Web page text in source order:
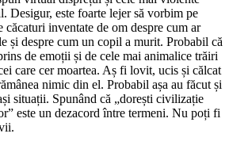
Desigur, este foarte lejer să vorbim pe
inventate de om despre cum ar
și despre cum un copil a murit. Probabil că
de emoții și de cele mai animalice trăiri
care cer moartea. Aș fi lovit, ucis și călcat
nimic din el. Probabil așa au făcut și
situații. Spunând că „dorești civilizație
este un dezacord între termeni. Nu poți fi